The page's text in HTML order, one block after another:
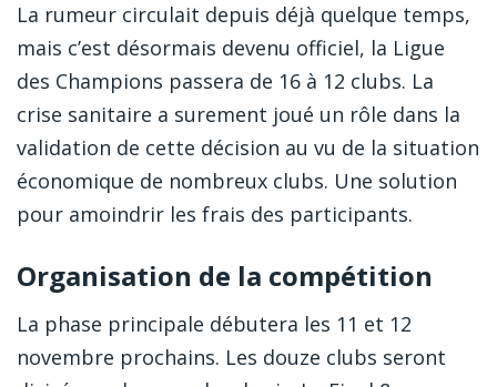
La rumeur circulait depuis déjà quelque temps,
mais c’est désormais devenu officiel, la Ligue
des Champions passera de 16 à 12 clubs. La
crise sanitaire a surement joué un rôle dans la
validation de cette décision au vu de la situation
économique de nombreux clubs. Une solution
pour amoindrir les frais des participants.
Organisation de la compétition
La phase principale débutera les 11 et 12
novembre prochains. Les douze clubs seront